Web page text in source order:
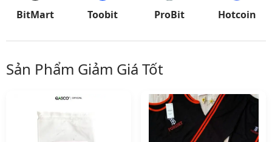
BitMart Toobit ProBit Hotcoin
Sản Phẩm Giảm Giá Tốt